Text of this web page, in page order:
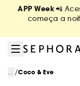
Ir para o menu
Ir para o
Ir para o rodapé
APP Week📲
começa a
... /Coco & Eve